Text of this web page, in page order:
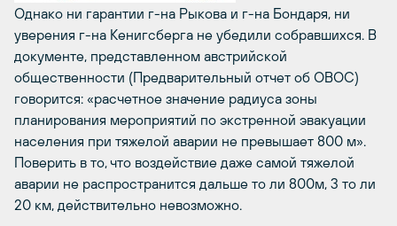
Однако ни гарантии г-на Рыкова и г-на Бондаря, ни
уверения г-на Кенигсберга не убедили собравшихся. В
документе, представленном австрийской
общественности (Предварительный отчет об ОВОС)
говорится: «расчетное значение радиуса зоны
планирования мероприятий по экстренной эвакуации
населения при тяжелой аварии не превышает 800 м».
Поверить в то, что воздействие даже самой тяжелой
аварии не распространится дальше то ли 800м, 3 то ли
20 км, действительно невозможно.